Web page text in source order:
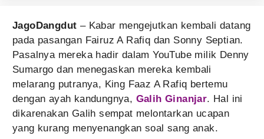
JagoDangdut – Kabar mengejutkan kembali datang
pada pasangan Fairuz A Rafiq dan Sonny Septian.
Pasalnya mereka hadir dalam YouTube milik Denny
Sumargo dan menegaskan mereka kembali
melarang putranya, King Faaz A Rafiq bertemu
dengan ayah kandungnya, Galih Ginanjar. Hal ini
dikarenakan Galih sempat melontarkan ucapan
yang kurang menyenangkan soal sang anak.